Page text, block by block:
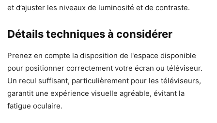
et d’ajuster les niveaux de luminosité et de contraste.
Détails techniques à considérer
Prenez en compte la disposition de l'espace disponible
pour positionner correctement votre écran ou téléviseur.
Un recul suffisant, particulièrement pour les téléviseurs,
garantit une expérience visuelle agréable, évitant la
fatigue oculaire.